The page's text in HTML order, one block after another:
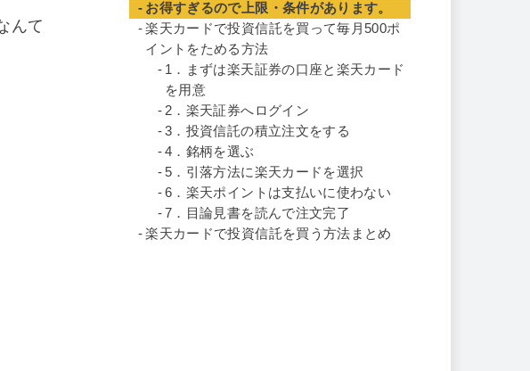
んて
お得すぎるので上限・条件があります。
楽天カードで投資信託を買って毎月500ポ
イントをためる方法
1．まずは楽天証券の口座と楽天カード
を用意
2．楽天証券へログイン
3．投資信託の積立注文をする
4．銘柄を選ぶ
5．引落方法に楽天カードを選択
6．楽天ポイントは支払いに使わない
7．目論見書を読んで注文完了
楽天カードで投資信託を買う方法まとめ